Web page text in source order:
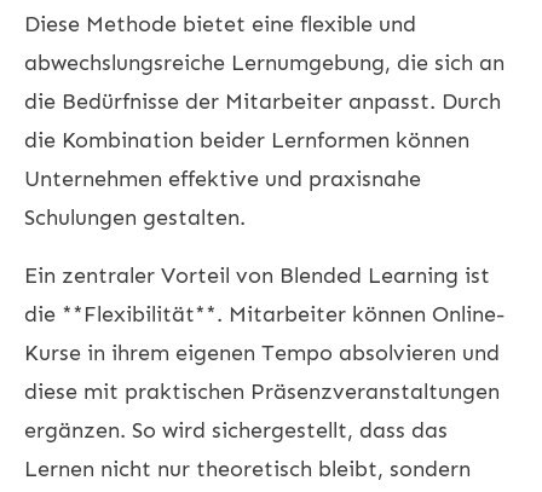
Diese Methode bietet eine flexible und
abwechslungsreiche Lernumgebung, die sich an
die Bedürfnisse der Mitarbeiter anpasst. Durch
die Kombination beider Lernformen können
Unternehmen effektive und praxisnahe
Schulungen gestalten.
Ein zentraler Vorteil von Blended Learning ist
die **Flexibilität**. Mitarbeiter können Online-
Kurse in ihrem eigenen Tempo absolvieren und
diese mit praktischen Präsenzveranstaltungen
ergänzen. So wird sichergestellt, dass das
Lernen nicht nur theoretisch bleibt, sondern